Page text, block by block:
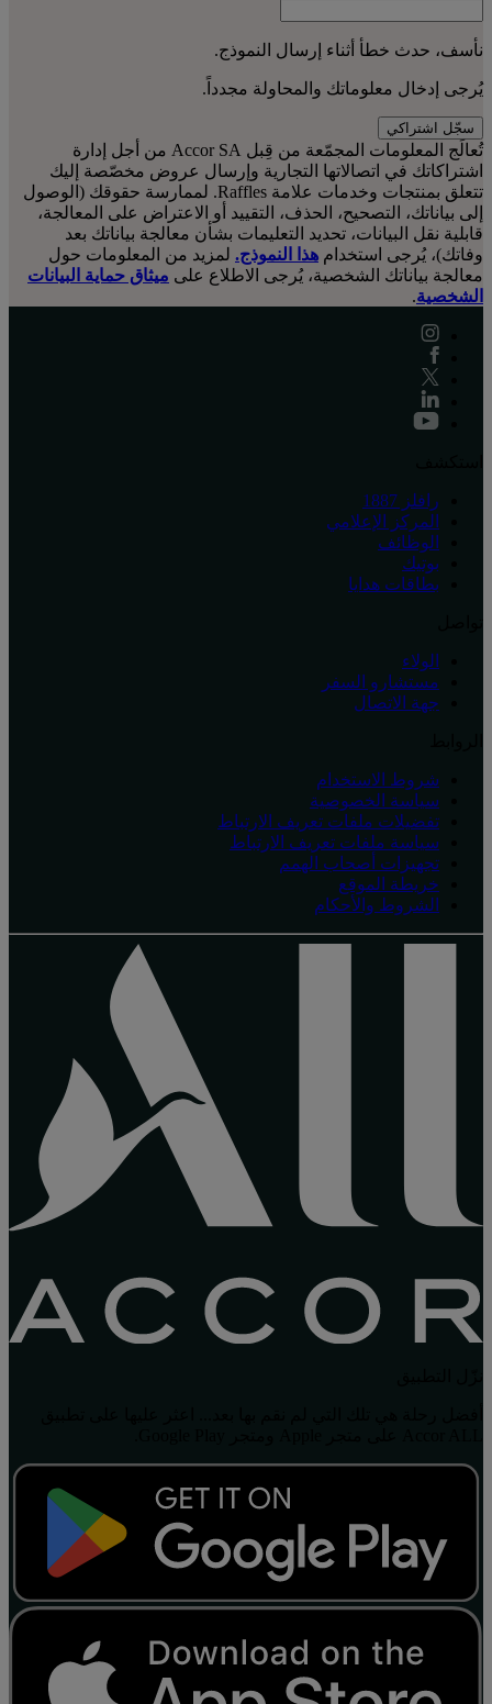
نأسف، حدث خطأ أثناء إرسال النموذج.
يُرجى إدخال معلوماتك والمحاولة مجدداً.
سجّل اشتراكي
تُعالَج المعلومات المجمّعة من قِبل Accor SA من أجل إدارة
اشتراكاتك في اتصالاتها التجارية وإرسال عروض مخصّصة إليك
تتعلق بمنتجات وخدمات علامة Raffles. لممارسة حقوقك (الوصول
إلى بياناتك، التصحيح، الحذف، التقييد أو الاعتراض على المعالجة،
قابلية نقل البيانات، تحديد التعليمات بشأن معالجة بياناتك بعد
وفاتك)، يُرجى استخدام هذا النموذج. لمزيد من المعلومات حول
معالجة بياناتك الشخصية، يُرجى الاطلاع على ميثاق حماية البيانات
الشخصية.
رافلز 1887
المركز الإعلامي
الوظائف
بوتيك
بطاقات هدايا
الولاء
مستشارو السفر
جهة الاتصال
شروط الاستخدام
سياسة الخصوصية
تفضيلات ملفات تعريف الارتباط
سياسة ملفات تعريف الارتباط
تجهيزات أصحاب الهمم
خريطة الموقع
الشروط والأحكام